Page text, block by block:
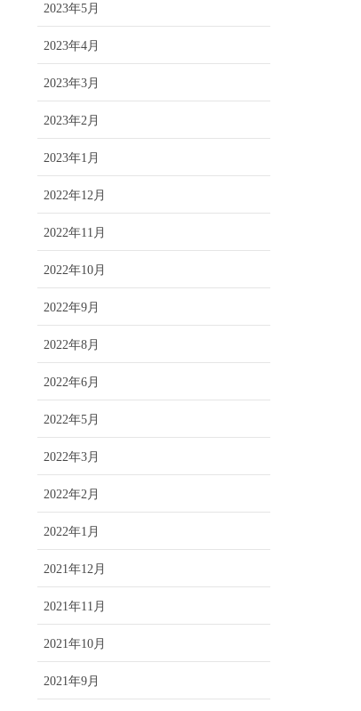
2023年5月
2023年4月
2023年3月
2023年2月
2023年1月
2022年12月
2022年11月
2022年10月
2022年9月
2022年8月
2022年6月
2022年5月
2022年3月
2022年2月
2022年1月
2021年12月
2021年11月
2021年10月
2021年9月